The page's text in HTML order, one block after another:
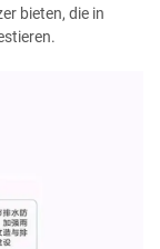
bieten, die in